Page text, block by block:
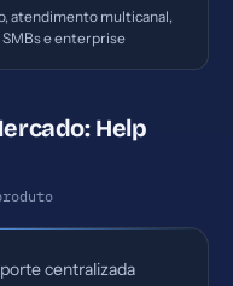
atendimento multicanal,
e enterprise
Help
centralizada